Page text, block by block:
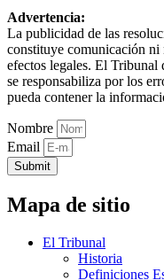
Advertencia:
La publicidad de las
constituye comunicación ni
efectos legales. El Tribunal
se responsabiliza por los
pueda contener la
Nombre
Email
Submit
Mapa de sitio
El Tribunal
Historia
Definiciones